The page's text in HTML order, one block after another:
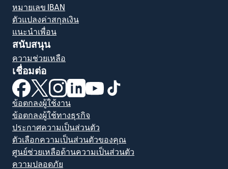
หมายเลข IBAN
ตัวแปลงค่าสกุลเงิน
แนะนำเพื่อน
สนับสนุน
ความช่วยเหลือ
เชื่อมต่อ
(เปิดในหน้าต่างใหม่)
(เปิดในหน้าต่างใหม่)
(เปิดในหน้าต่างใหม่)
(เปิดในหน้าต่างใหม่)
(เปิดในหน้าต่างใหม่)
ข้อตกลงผู้ใช้งาน
ข้อตกลงผู้ใช้ทางธุรกิจ
ประกาศความเป็นส่วนตัว
ตัวเลือกความเป็นส่วนตัวของคุณ
ศูนย์ช่วยเหลือด้านความเป็นส่วนตัว
ความปลอดภัย